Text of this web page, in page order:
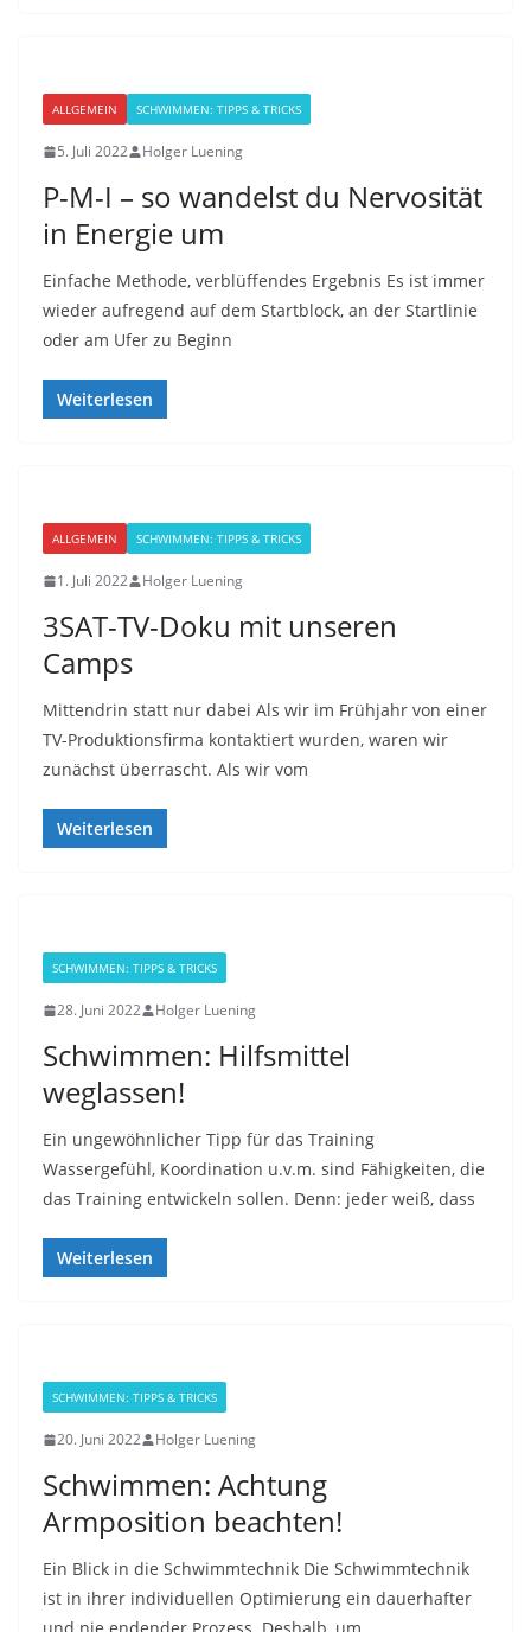
ALLGEMEIN SCHWIMMEN: TIPPS & TRICKS
5. Juli 2022 Holger Luening
P-M-I – so wandelst du Nervosität
in Energie um
Einfache Methode, verblüffendes Ergebnis Es ist immer
wieder aufregend auf dem Startblock, an der Startlinie
oder am Ufer zu Beginn
Weiterlesen
ALLGEMEIN SCHWIMMEN: TIPPS & TRICKS
1. Juli 2022 Holger Luening
3SAT-TV-Doku mit unseren
Camps
Mittendrin statt nur dabei Als wir im Frühjahr von einer
TV-Produktionsfirma kontaktiert wurden, waren wir
zunächst überrascht. Als wir vom
Weiterlesen
SCHWIMMEN: TIPPS & TRICKS
28. Juni 2022 Holger Luening
Schwimmen: Hilfsmittel
weglassen!
Ein ungewöhnlicher Tipp für das Training
Wassergefühl, Koordination u.v.m. sind Fähigkeiten, die
das Training entwickeln sollen. Denn: jeder weiß, dass
Weiterlesen
SCHWIMMEN: TIPPS & TRICKS
20. Juni 2022 Holger Luening
Schwimmen: Achtung
Armposition beachten!
Ein Blick in die Schwimmtechnik Die Schwimmtechnik
ist in ihrer individuellen Optimierung ein dauerhafter